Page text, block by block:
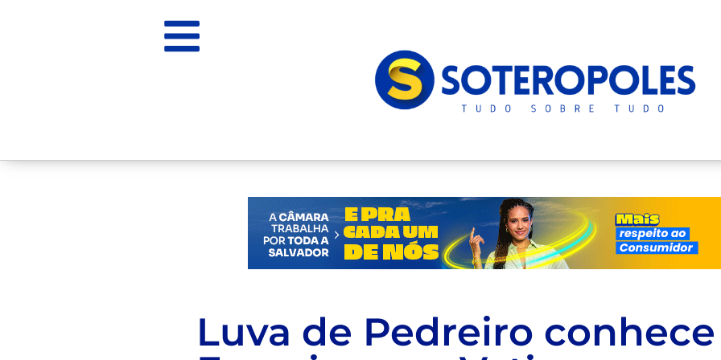
Luva de Pedreiro